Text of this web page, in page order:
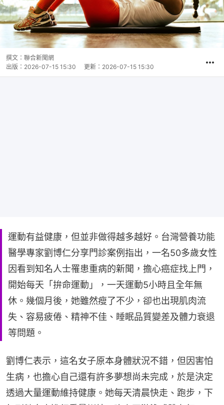
撰文： 聯合新聞網
出版： 2026-07-15 15:30 更新： 2026-07-15 15:30
運動有益健康，但並非做得越多越好。台灣營養功能
醫學專家劉博仁分享門診案例指出，一名50多歲女性
因看到知名人士罹患重病的新聞，擔心癌症找上門，
開始每天「拚命運動」，一天運動5小時且全年無
休。幾個月後，她雖然瘦了不少，卻也出現肌肉流
失、容易疲倦、精神不佳、睡眠品質變差及體力衰退
等問題。
劉博仁表示，這名女子原本身體狀況不錯，但因害怕
生病，也擔心自己還有許多夢想尚未完成，於是決定
透過大量運動維持健康。她每天清晨快走、跑步，下